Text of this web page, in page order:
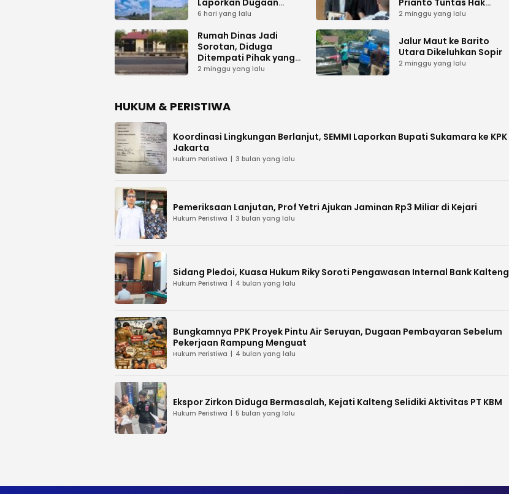
Proyek Bermasalah
6 hari yang lalu
Lahan ke Mahkamah
2 minggu yang lalu
Rumah Dinas Jadi
Sorotan, Diduga
Ditempati Pihak yang
Tak Berhak
2 minggu yang lalu
Jalur Maut ke Barito
Utara Dikeluhkan Sopir
2 minggu yang lalu
HUKUM & PERISTIWA
Koordinasi Lingkungan Berlanjut, SEMMI Laporkan Bupati Sukamara ke KPK
Jakarta
Hukum Peristiwa 3 bulan yang lalu
Pemeriksaan Lanjutan, Prof Yetri Ajukan Jaminan Rp3 Miliar di Kejari
Hukum Peristiwa 3 bulan yang lalu
Sidang Pledoi, Kuasa Hukum Riky Soroti Pengawasan Internal Bank Kalteng
Hukum Peristiwa 4 bulan yang lalu
Bungkamnya PPK Proyek Pintu Air Seruyan, Dugaan Pembayaran Sebelum
Pekerjaan Rampung Menguat
Hukum Peristiwa 4 bulan yang lalu
Ekspor Zirkon Diduga Bermasalah, Kejati Kalteng Selidiki Aktivitas PT KBM
Hukum Peristiwa 5 bulan yang lalu